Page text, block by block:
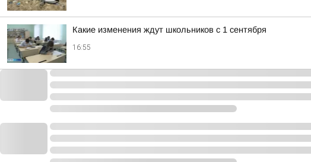
Какие изменения ждут школьников с 1 сентября
16:55